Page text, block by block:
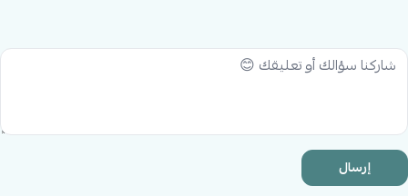
دللي طفلك معطقم أفرولميني جنتل الآن! تسوقيه من متجر بيبي
شاين في السعودية
إرسال